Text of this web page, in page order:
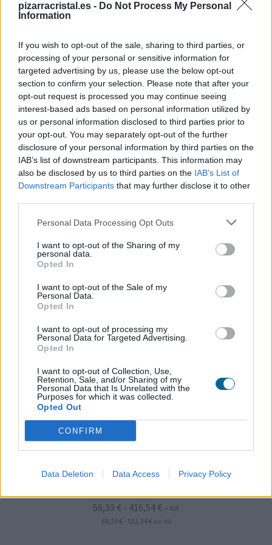
pizarracristal.es - Do Not Process My Personal
Information
If you wish to opt-out of the sale, sharing to third parties, or
processing of your personal or sensitive information for
targeted advertising by us, please use the below opt-out
section to confirm your selection. Please note that after your
opt-out request is processed you may continue seeing
interest-based ads based on personal information utilized by
us or personal information disclosed to third parties prior to
your opt-out. You may separately opt-out of the further
disclosure of your personal information by third parties on the
IAB’s list of downstream participants. This information may
also be disclosed by us to third parties on the IAB’s List of
Downstream Participants that may further disclose it to other
Personal Data Processing Opt Outs
I want to opt-out of the Sharing of my
personal data.
Opted In
I want to opt-out of the Sale of my
Personal Data.
Opted In
I want to opt-out of processing my
Personal Data for Targeted Advertising.
Opted In
I want to opt-out of Collection, Use,
Retention, Sale, and/or Sharing of my
Personal Data that Is Unrelated with the
Purposes for which it was collected.
Opted Out
CONFIRM
Data Deletion Data Access Privacy Policy
Peso
Dimensiones 57,4 × 43,2 × 14 cm
Color Blanco
Marca Nobo
Productos relacionados
Pizarra de escritura de cristal magnético negro Nobo
56,33 € - 416,54 €Rango
de
+ IVA
69,29 € - 512,34 €Rango
con IVA